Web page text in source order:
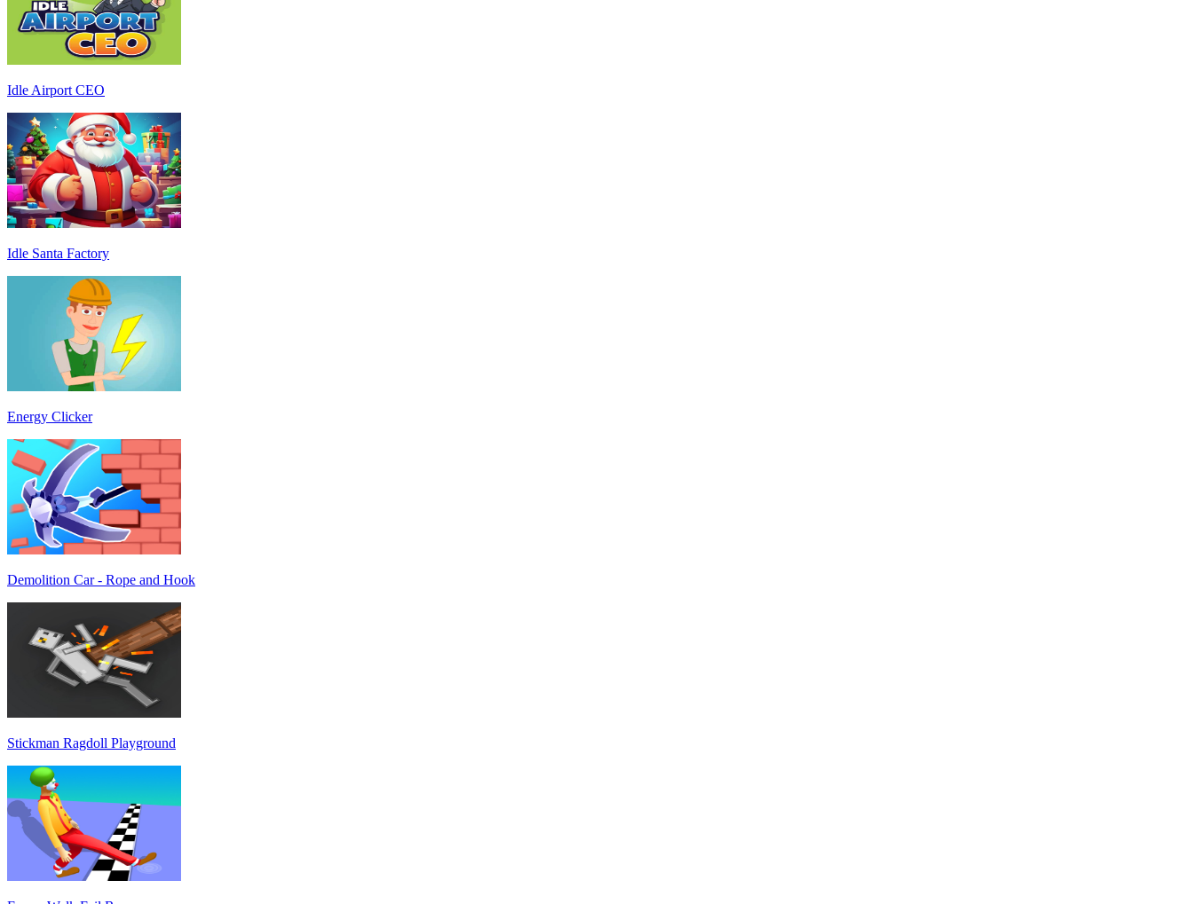
Idle Airport CEO
Idle Santa Factory
Energy Clicker
Demolition Car - Rope and Hook
Stickman Ragdoll Playground